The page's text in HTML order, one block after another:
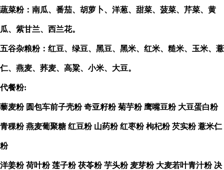
蔬菜粉： 南瓜、番茄、胡萝卜、洋葱、甜菜、菠菜、芹菜、黄
瓜、紫甘兰、西兰花。
五谷杂粮粉：红豆、绿豆、黑豆、黑米、红米、糙米、玉米、薏
仁、燕麦、荞麦、高粱、小米、大豆。
代餐粉:
藜麦粉 圆包车前子壳粉 奇亚籽粉 菊芋粉 鹰嘴豆粉 大豆蛋白粉
青稞粉 燕麦葡聚糖 红豆粉 山药粉 红枣粉 枸杞粉 芡实粉 薏米仁
粉
洋姜粉 荷叶粉 莲子粉 茯苓粉 芋头粉 麦芽粉 大麦若叶青汁粉 决